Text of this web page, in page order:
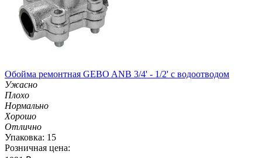
Обойма ремонтная GEBO ANB 3/4' - 1/2' с водоотводом
Ужасно
Плохо
Нормально
Хорошо
Отлично
Упаковка: 15
Розничная цена: